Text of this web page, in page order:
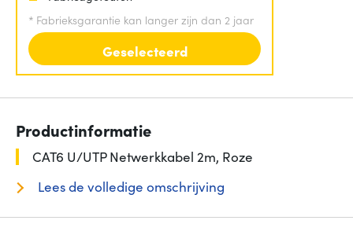
* Fabrieksgarantie kan langer zijn dan 2 jaar
Geselecteerd
Productinformatie
CAT6 U/UTP Netwerkkabel 2m, Roze
Lees de volledige omschrijving